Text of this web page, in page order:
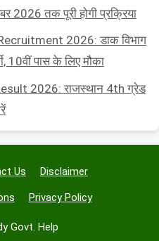
2026 तक पूरी होगी प्रक्रिया
2026: डाक विभाग
10वीं पास के लिए मौका
2026: राजस्थान 4th ग्रेड
Us Disclaimer
Privacy Policy
Govt. Help